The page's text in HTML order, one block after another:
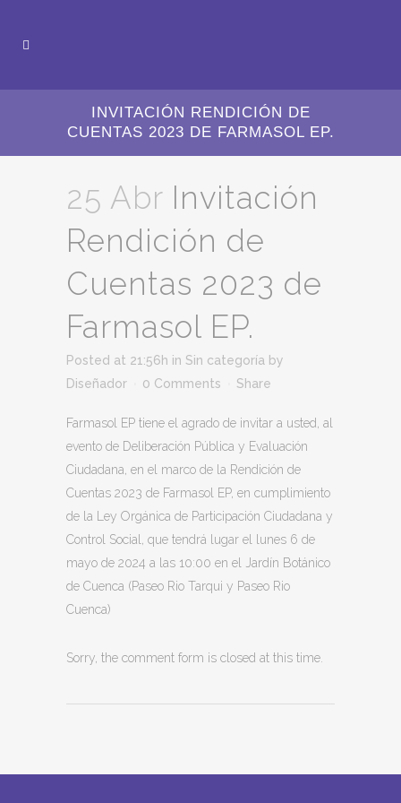
INVITACIÓN RENDICIÓN DE
CUENTAS 2023 DE FARMASOL EP.
25 Abr Invitación
Rendición de
Cuentas 2023 de
Farmasol EP.
Posted at 21:56h in Sin categoría by
Diseñador
0 Comments Share
Farmasol EP tiene el agrado de invitar a usted, al
evento de Deliberación Pública y Evaluación
Ciudadana, en el marco de la Rendición de
Cuentas 2023 de Farmasol EP, en cumplimiento
de la Ley Orgánica de Participación Ciudadana y
Control Social, que tendrá lugar el lunes 6 de
mayo de 2024 a las 10:00 en el Jardín Botánico
de Cuenca (Paseo Rio Tarqui y Paseo Rio
Cuenca)
Sorry, the comment form is closed at this time.